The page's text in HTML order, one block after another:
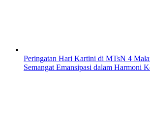
Peringatan Hari Kartini di MTsN 4
Semangat Emansipasi dalam Harmoni